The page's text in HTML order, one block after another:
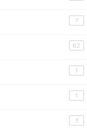
7
62
1
1
3